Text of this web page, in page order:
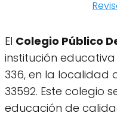
El Colegio Público
institución
336, en la localidad
33592. Este colegio
educación de